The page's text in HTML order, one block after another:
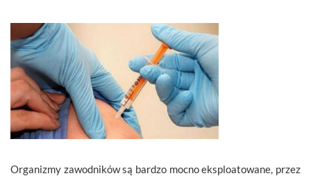
Organizmy zawodników są bardzo mocno eksploatowane, przez